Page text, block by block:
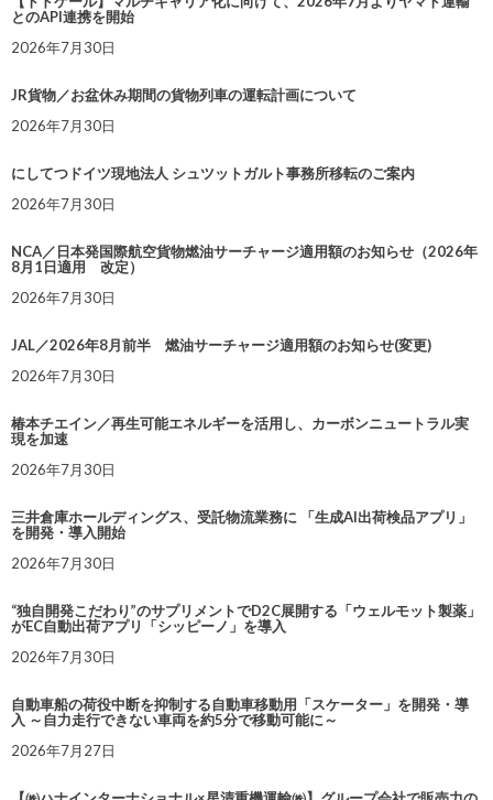
とのAPI連携を開始
2026年7月30日
JR貨物／お盆休み期間の貨物列車の運転計画について
2026年7月30日
にしてつドイツ現地法人 シュツットガルト事務所移転のご案内
2026年7月30日
NCA／日本発国際航空貨物燃油サーチャージ適用額のお知らせ（2026年
8月1日適用 改定）
2026年7月30日
JAL／2026年8月前半 燃油サーチャージ適用額のお知らせ(変更)
2026年7月30日
椿本チエイン／再生可能エネルギーを活用し、カーボンニュートラル実
現を加速
2026年7月30日
三井倉庫ホールディングス、受託物流業務に 「生成AI出荷検品アプリ」
を開発・導入開始
2026年7月30日
“独自開発こだわり”のサプリメントでD2C展開する「ウェルモット製薬」
がEC自動出荷アプリ「シッピーノ」を導入
2026年7月30日
自動車船の荷役中断を抑制する自動車移動用「スケーター」を開発・導
入 ～自力走行できない車両を約5分で移動可能に～
2026年7月27日